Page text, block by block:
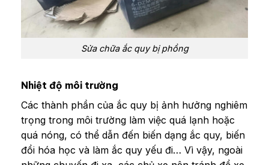
Sửa chữa ắc quy bị phồng
Nhiệt độ môi trường
Các thành phần của ắc quy bị ảnh hưởng nghiêm
trọng trong môi trường làm việc quá lạnh hoặc
quá nóng, có thể dẫn đến biến dạng ắc quy, biến
đổi hóa học và làm ắc quy yếu đi… Vì vậy, ngoài